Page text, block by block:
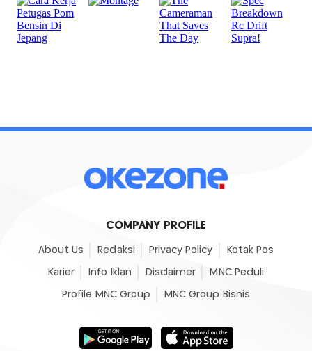
COMPANY PROFILE
About Us Redaksi Privacy Policy Kotak Pos
Karier Info Iklan Disclaimer MNC Peduli
Profile MNC Group MNC Group Bisnis